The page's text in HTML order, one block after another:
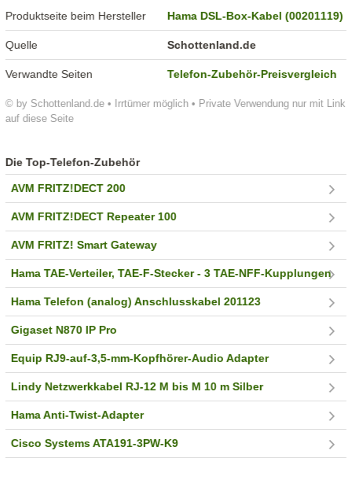
© by Schottenland.de • Irrtümer möglich • Private Verwendung nur mit Link
auf diese Seite
Produktseite beim Hersteller Hama DSL-Box-Kabel (00201119)
Quelle Schottenland.de
Verwandte Seiten Telefon-Zubehör-Preisvergleich
Die Top-Telefon-Zubehör
AVM FRITZ!DECT 200
AVM FRITZ!DECT Repeater 100
AVM FRITZ! Smart Gateway
Hama TAE-Verteiler, TAE-F-Stecker - 3 TAE-NFF-Kupplungen
Hama Telefon (analog) Anschlusskabel 201123
Gigaset N870 IP Pro
Equip RJ9-auf-3,5-mm-Kopfhörer-Audio Adapter
Lindy Netzwerkkabel RJ-12 M bis M 10 m Silber
Hama Anti-Twist-Adapter
Cisco Systems ATA191-3PW-K9